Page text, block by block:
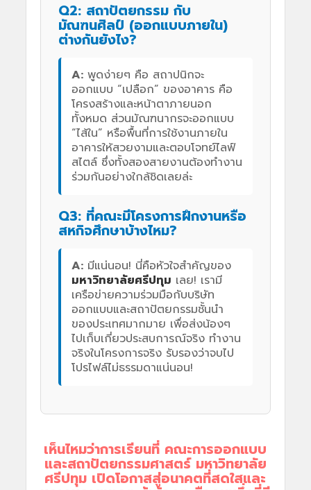
Q2: สถาปัตยกรรม กับ
มัณฑนศิลป์ (ออกแบบภายใน)
ต่างกันยังไง?
A:พูดง่ายๆ คือ สถาปนิกจะ
ออกแบบ “เปลือก” ของอาคาร คือ
โครงสร้างและหน้าตาภายนอก
ทั้งหมด ส่วนมัณฑนากรจะออกแบบ
“ไส้ใน” หรือพื้นที่การใช้งานภายใน
อาคารให้สวยงามและตอบโจทย์ไลฟ์
สไตล์ ซึ่งทั้งสองสายงานต้องทำงาน
ร่วมกันอย่างใกล้ชิดเลยล่ะ
Q3: ที่คณะมีโครงการฝึกงานหรือ
สหกิจศึกษาบ้างไหม?
A:มีแน่นอน! นี่คือหัวใจสำคัญของ
มหาวิทยาลัยศรีปทุม เลย! เรามี
เครือข่ายความร่วมมือกับบริษัท
ออกแบบและสถาปัตยกรรมชั้นนำ
ของประเทศมากมาย เพื่อส่งน้องๆ
ไปเก็บเกี่ยวประสบการณ์จริง ทำงาน
จริงในโครงการจริง รับรองว่าจบไป
โปรไฟล์ไม่ธรรมดาแน่นอน!
เห็นไหมว่าการเรียนที่ คณะการออกแบบ
และสถาปัตยกรรมศาสตร์ มหาวิทยาลัย
ศรีปทุม เปิดโอกาสสู่อนาคตที่สดใสและ